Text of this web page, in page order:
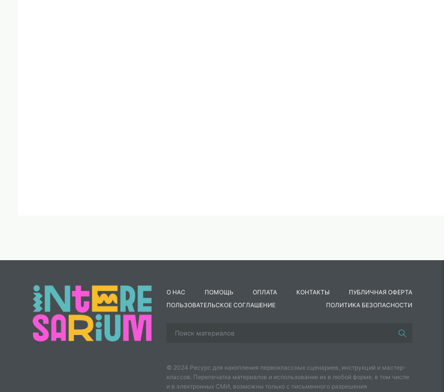
О НАС ПОМОЩЬ ОПЛАТА КОНТАКТЫ
ПУБЛИЧНАЯ ОФЕРТА
ПОЛЬЗОВАТЕЛЬСКОЕ СОГЛАШЕНИЕ
ПОЛИТИКА БЕЗОПАСНОСТИ
© 2024 Ресурс для накопления первоклассных сценариев, инструкций и мастер-
классов. Перепечатка материалов и использование их в любой форме, в том числе
и в электронных СМИ, возможны только с письменного разрешения